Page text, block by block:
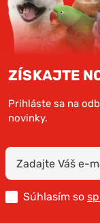
ZÍSKAJTE
Prihláste sa na
novinky.
Súhlasím so